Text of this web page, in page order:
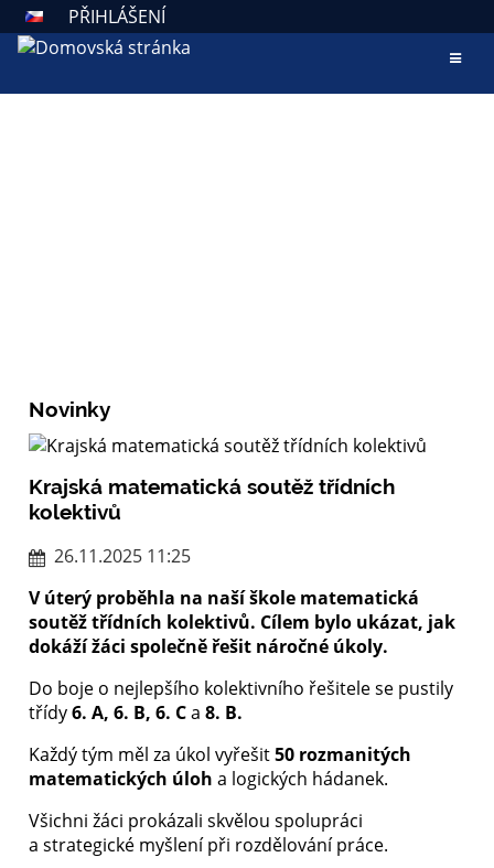
PŘIHLÁŠENÍ
Novinky
Krajská matematická soutěž třídních
kolektivů
26.11.2025 11:25
Vúterý proběhla na naší škole matematická
soutěž třídních kolektivů. Cílem bylo ukázat, jak
dokáží žáci společně řešit náročné úkoly.
Do boje o nejlepšího kolektivního řešitele se pustily
třídy6. A, 6. B, 6. Ca 8. B.
Každý tým měl za úkol vyřešit50 rozmanitých
matematických úloh a logických hádanek.
Všichni žáci prokázali skvělou spolupráci
a strategické myšlení při rozdělování práce.